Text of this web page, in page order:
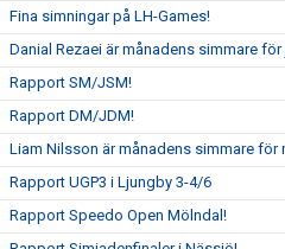
Fina simningar på LH-Games!
Danial Rezaei är månadens simmare för
Rapport SM/JSM!
Rapport DM/JDM!
Liam Nilsson är månadens simmare för
Rapport UGP3 i Ljungby 3-4/6
Rapport Speedo Open Mölndal!